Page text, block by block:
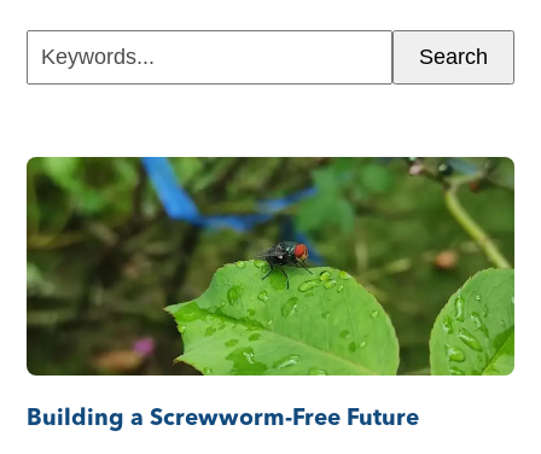
Keywords... Search
Building a Screwworm-Free Future